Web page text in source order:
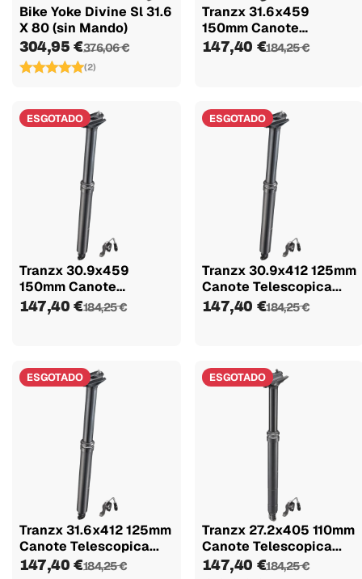
Bike Yoke Divine Sl 31.6
X 80 (sin Mando)
304,95 €376,06 €
(2)
Tranzx 31.6x459
150mm Canote
Telescopica...
147,40 €184,25 €
ESGOTADO
Tranzx 30.9x459
150mm Canote
Telescopica...
147,40 €184,25 €
ESGOTADO
Tranzx 30.9x412 125mm
Canote Telescopica...
147,40 €184,25 €
ESGOTADO
Tranzx 31.6x412 125mm
Canote Telescopica...
147,40 €184,25 €
ESGOTADO
Tranzx 27.2x405 110mm
Canote Telescopica...
147,40 €184,25 €